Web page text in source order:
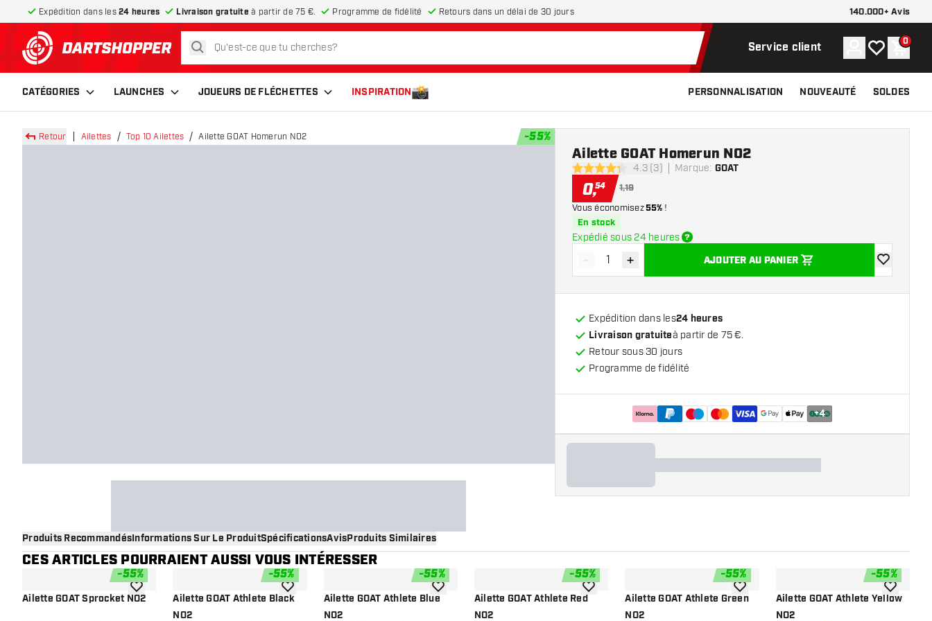
Expédition dans les 24 heures Livraison gratuite à partir de 75 €. Programme de fidélité Retours dans un délai de 30 jours 140.000+ Avis
retour à la page d’accueil
rechercher Service client Compte
Ma liste de
Panier
0
CATÉGORIES LAUNCHES JOUEURS DE FLÉCHETTES INSPIRATION PERSONNALISATION NOUVEAUTÉ SOLDES
Retour Ailettes Top 10 Ailettes Ailette GOAT Homerun NO2 -55%
4.3 étoiles de notation
4.3 (3) Marque: GOAT
Ailette GOAT Homerun NO2
0,54 1,19
Vous économisez55% !
En stock
Expédié sous 24 heures
Diminuer la quantité
- Augmenter la quantité
+ AJOUTER AU PANIER
ajouter à la
Expédition dans les24 heures
Livraison gratuiteà partir de 75 €.
Retour sous 30 jours
Programme de fidélité
+4
Produits RecommandésInformations Sur Le ProduitSpécificationsAvisProduits Similaires
CES ARTICLES POURRAIENT AUSSI VOUS INTÉRESSER
-55%
Ailette GOAT Sprocket NO2ajouter à la liste de souhaits
-55%
Ailette GOAT Athlete Black
NO2
ajouter à la liste de souhaits
-55%
Ailette GOAT Athlete Blue
NO2
ajouter à la liste de souhaits
-55%
Ailette GOAT Athlete Red
NO2
ajouter à la liste de souhaits
-55%
Ailette GOAT Athlete Green
NO2
ajouter à la liste de souhaits
-55%
Ailette GOAT Athlete Yellow
NO2
ajouter à